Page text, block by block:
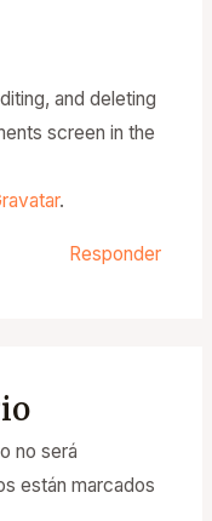
and deleting
screen in the
.
Responder
no será
están marcados